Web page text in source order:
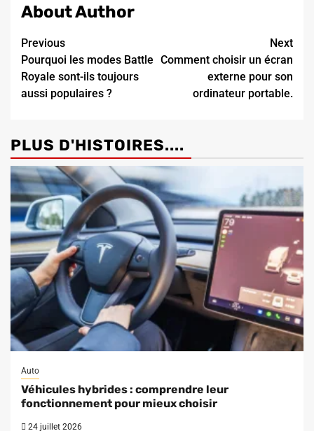
About Author
Continue
Reading
Previous
Pourquoi les modes Battle
Royale sont-ils toujours
aussi populaires ?
Next
Comment choisir un écran
externe pour son
ordinateur portable.
PLUS D'HISTOIRES....
Auto
Véhicules hybrides : comprendre leur
fonctionnement pour mieux choisir
24 juillet 2026